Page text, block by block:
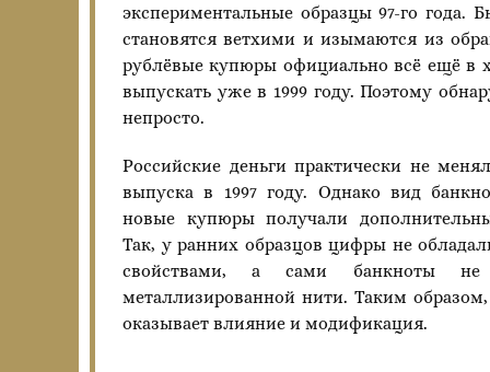
экспериментальные образцы 97-го года.
становятся ветхими и изымаются из
рублёвые купюры официально всё ещё в
выпускать уже в 1999 году. Поэтому
непросто.
Российские деньги практически не
выпуска в 1997 году. Однако вид
новые купюры получали
Так, у ранних образцов цифры не
свойствами, а сами банкноты
металлизированной нити. Таким
оказывает влияние и модификация.